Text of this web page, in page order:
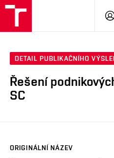
DETAIL PUBLIKAČNÍHO
Řešení
SC
ORIGINÁLNÍ NÁZEV